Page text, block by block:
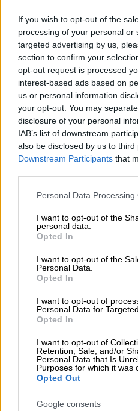
If you wish to opt-out of the
processing of your personal or
targeted advertising by us,
section to confirm your
opt-out request is processed
interest-based ads based on
us or personal information
your opt-out. You may
disclosure of your personal
IAB’s list of downstream
also be disclosed by us to third
Downstream Participants that
Please note that this website/
not limited to your visit or
grant or deny consent to
use your data for below
consent section.
Personal Data Processing
I want to opt-out of the
personal data.
Opted In
I want to opt-out of the
Personal Data.
Opted In
I want to opt-out of
Personal Data for
Opted In
I want to opt-out of
Retention, Sale, and/or
Personal Data that Is
Purposes for which it was
Opted Out
Google consents
Προσθέστε το
Από μια τούρτα
το βράδυ της
Παγκράτι, όπου έξι
ελαφριά.
ΔΙΑΒΑΣΤΕ ΕΠΙΣΗΣ
Ελλάδα|24.11.2024 23:39
Πανικός σε
τα παράθυρα
Βίντεο από την
φωτιά
Η φωτιά ξέσπασε όταν
καταστήματος
που είχεγενέθλια
με αποτέλεσμα να
χριστουγεννιάτικος
φαίνεται και στο